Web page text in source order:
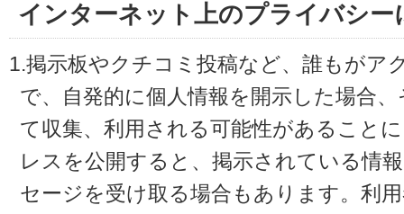
インターネット上のプライバシー
1.掲示板やクチコミ投稿など、誰もがア
で、自発的に個人情報を開示した場合
て収集、利用される可能性があること
レスを公開すると、掲示されている情
セージを受け取る場合もあります。利